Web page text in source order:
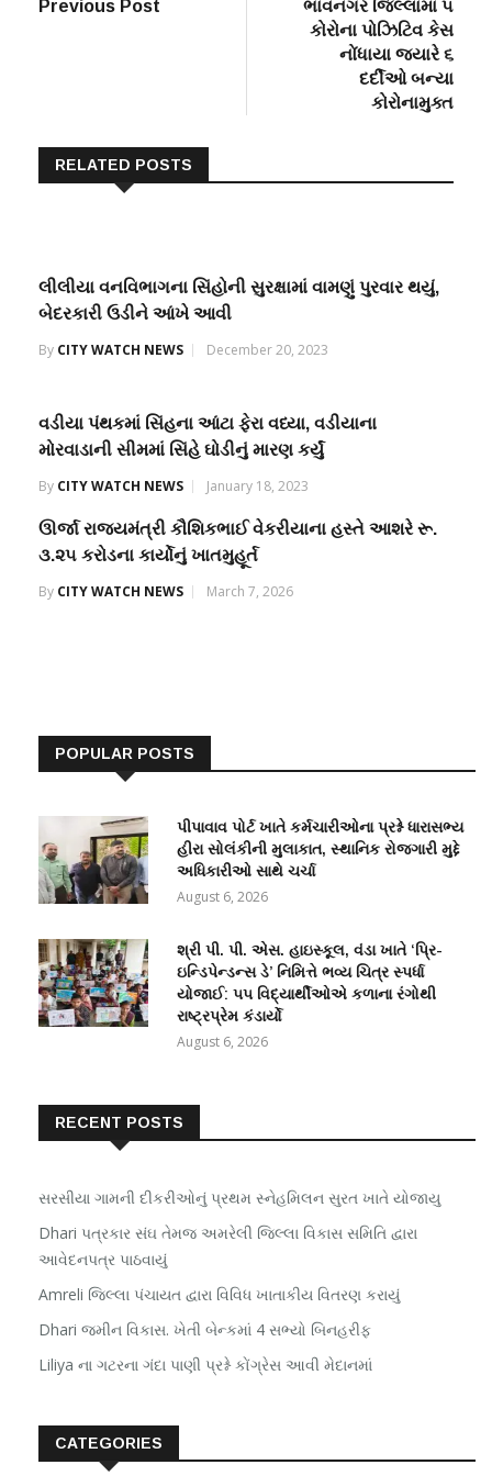
navigation
post:
Previous Post
post:
ભાવનગર જિલ્લામા ૫
કોરોના પોઝિટિવ કેસ
નોંધાયા જ્યારે ૬
દર્દીઓ બન્યા
કોરોનામુક્ત
RELATED POSTS
લીલીયા વનવિભાગના સિંહોની સુરક્ષામાં વામણું પુરવાર થયું,
બેદરકારી ઉડીને આંખે આવી
By CITY WATCH NEWS December 20, 2023
વડીયા પંથકમાં સિંહના આંટા ફેરા વધ્યા, વડીયાના
મોરવાડાની સીમમાં સિંહે ઘોડીનું મારણ કર્યું
By CITY WATCH NEWS January 18, 2023
ઊર્જા રાજ્યમંત્રી કૌશિકભાઈ વેકરીયાના હસ્તે આશરે રૂ.
૩.૨૫ કરોડના કાર્યોનું ખાતમુહૂર્ત
By CITY WATCH NEWS March 7, 2026
POPULAR POSTS
પીપાવાવ પોર્ટ ખાતે કર્મચારીઓના પ્રશ્ને ધારાસભ્ય
હીરા સોલંકીની મુલાકાત, સ્થાનિક રોજગારી મુદ્દે
અધિકારીઓ સાથે ચર્ચા
August 6, 2026
શ્રી પી. પી. એસ. હાઇસ્કૂલ, વંડા ખાતે ‘પ્રિ-
ઇન્ડિપેન્ડન્સ ડે’ નિમિત્તે ભવ્ય ચિત્ર સ્પર્ધા
યોજાઈ: ૫૫ વિદ્યાર્થીઓએ કળાના રંગોથી
રાષ્ટ્રપ્રેમ કંડાર્યો
August 6, 2026
RECENT POSTS
સરસીયા ગામની દીકરીઓનું પ્રથમ સ્નેહમિલન સુરત ખાતે યોજાયુ
Dhari પત્રકાર સંઘ તેમજ અમરેલી જિલ્લા વિકાસ સમિતિ દ્વારા
આવેદનપત્ર પાઠવાયું
Amreli જિલ્લા પંચાયત દ્વારા વિવિધ ખાતાકીય વિતરણ કરાયું
Dhari જમીન વિકાસ. ખેતી બેન્કમાં 4 સભ્યો બિનહરીફ
Liliya ના ગટરના ગંદા પાણી પ્રશ્ને કોંગ્રેસ આવી મેદાનમાં
CATEGORIES